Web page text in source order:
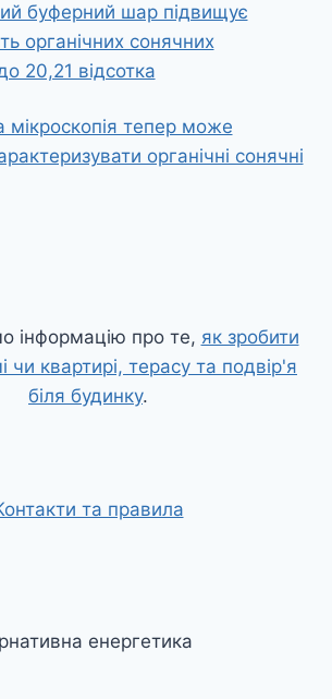
буферний шар підвищує
органічних сонячних
20,21 відсотка
мікроскопія тепер може
органічні сонячні
інформацію про те, як зробити
чи квартирі, терасу та подвір'я
біля будинку.
та правила
енергетика